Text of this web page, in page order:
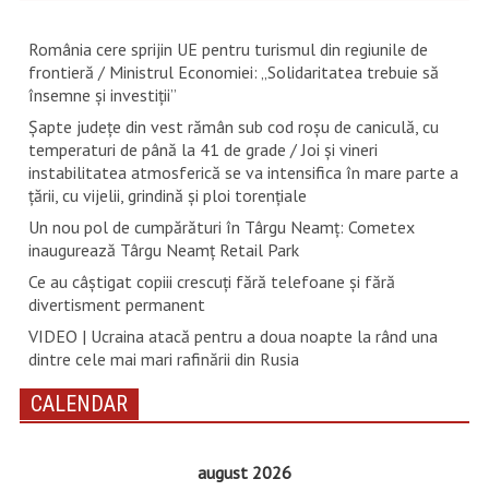
România cere sprijin UE pentru turismul din regiunile de
frontieră / Ministrul Economiei: „Solidaritatea trebuie să
însemne și investiții”
Șapte județe din vest rămân sub cod roșu de caniculă, cu
temperaturi de până la 41 de grade / Joi și vineri
instabilitatea atmosferică se va intensifica în mare parte a
țării, cu vijelii, grindină și ploi torențiale
Un nou pol de cumpărături în Târgu Neamț: Cometex
inaugurează Târgu Neamț Retail Park
Ce au câștigat copiii crescuți fără telefoane și fără
divertisment permanent
VIDEO | Ucraina atacă pentru a doua noapte la rând una
dintre cele mai mari rafinării din Rusia
CALENDAR
august 2026